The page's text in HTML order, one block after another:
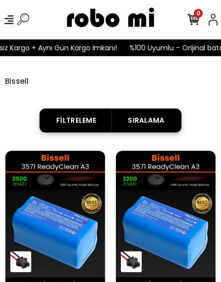
+ Aynı Gün Kargo İmkanı! %100 Uyumlu – Orijinal
0
Bissell
FILTRELEME SIRALAMA